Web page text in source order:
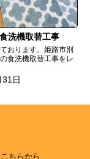
洗機取替工事
おります。姫路市別
食洗機取替工事をレ
日
ちらから